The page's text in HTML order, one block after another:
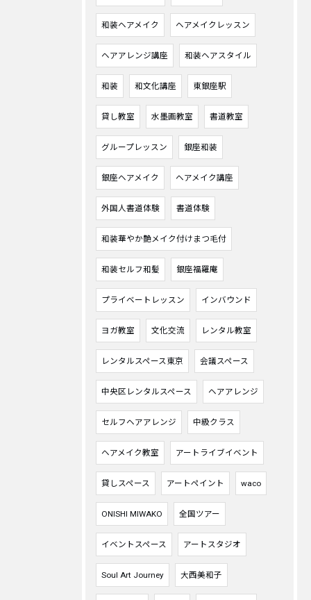
和装ヘアメイク ヘアメイクレッスン
ヘアアレンジ講座 和装ヘアスタイル
和装 和文化講座 東銀座駅
貸し教室 水墨画教室 書道教室
グループレッスン 銀座和装
銀座ヘアメイク ヘアメイク講座
外国人書道体験 書道体験
和装華やか艶メイク付けまつ毛付
和装セルフ和髪 銀座福羅庵
プライベートレッスン インバウンド
ヨガ教室 文化交流 レンタル教室
レンタルスペース東京 会議スペース
中央区レンタルスペース ヘアアレンジ
セルフヘアアレンジ 中級クラス
ヘアメイク教室 アートライブイベント
貸しスペース アートペイント waco
ONISHI MIWAKO 全国ツアー
イベントスペース アートスタジオ
Soul Art Journey 大西美和子